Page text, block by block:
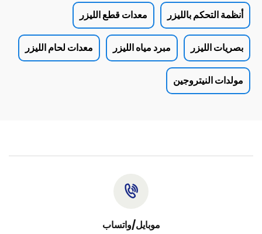
أنظمة التحكم بالليزر معدات قطع الليزر
بصريات الليزر مبرد مياه الليزر معدات لحام الليزر
مولدات النيتروجين
موبايل/واتساب